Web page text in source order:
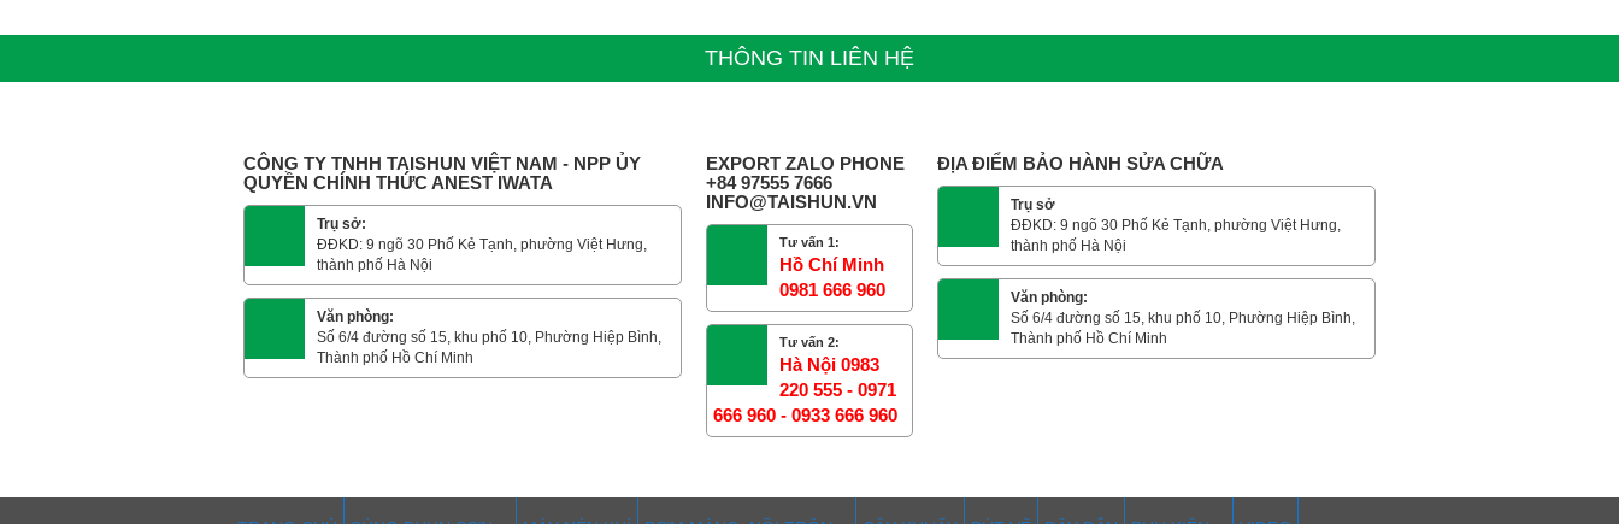
THÔNG TIN LIÊN HỆ
CÔNG TY TNHH TAISHUN VIỆT NAM - NPP ỦY
QUYỀN CHÍNH THỨC ANEST IWATA
Trụ sở:
ĐĐKD: 9 ngõ 30 Phố Kẻ Tạnh, phường Việt Hưng,
thành phố Hà Nội
Văn phòng:
Số 6/4 đường số 15, khu phố 10, Phường Hiệp Bình,
Thành phố Hồ Chí Minh
EXPORT ZALO PHONE
+84 97555 7666
INFO@TAISHUN.VN
Tư vấn 1:
Hồ Chí Minh
0981 666 960
Tư vấn 2:
Hà Nội 0983
220 555 - 0971
666 960 - 0933 666 960
ĐỊA ĐIỂM BẢO HÀNH SỬA CHỮA
Trụ sở
ĐĐKD: 9 ngõ 30 Phố Kẻ Tạnh, phường Việt Hưng,
thành phố Hà Nội
Văn phòng:
Số 6/4 đường số 15, khu phố 10, Phường Hiệp Bình,
Thành phố Hồ Chí Minh